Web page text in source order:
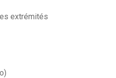
extrémités